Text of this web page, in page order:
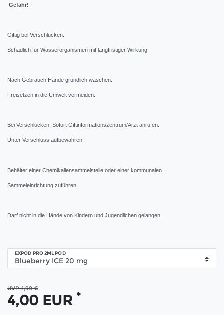
Gefahr!
Giftig bei Verschlucken.
Schädlich für Wasserorganismen mit langfristiger Wirkung
Nach Gebrauch Hände gründlich waschen.
Freisetzen in die Umwelt vermeiden.
Bei Verschlucken: Sofort Giftinformationszentrum/Arzt anrufen.
Unter Verschluss aufbewahren.
Behälter einer Chemikaliensammelstelle oder einer kommunalen
Sammeleinrichtung zuführen.
Darf nicht in die Hände von Kindern und Jugendlichen gelangen.
EXPOD PRO 2ML POD
UVP 4,99 €
4,00 EUR *